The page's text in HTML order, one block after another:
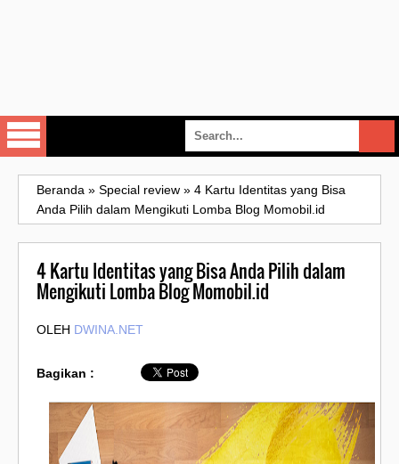
Beranda » Special review » 4 Kartu Identitas yang Bisa
Anda Pilih dalam Mengikuti Lomba Blog Momobil.id
4 Kartu Identitas yang Bisa Anda Pilih dalam
Mengikuti Lomba Blog Momobil.id
OLEH DWINA.NET
Bagikan :